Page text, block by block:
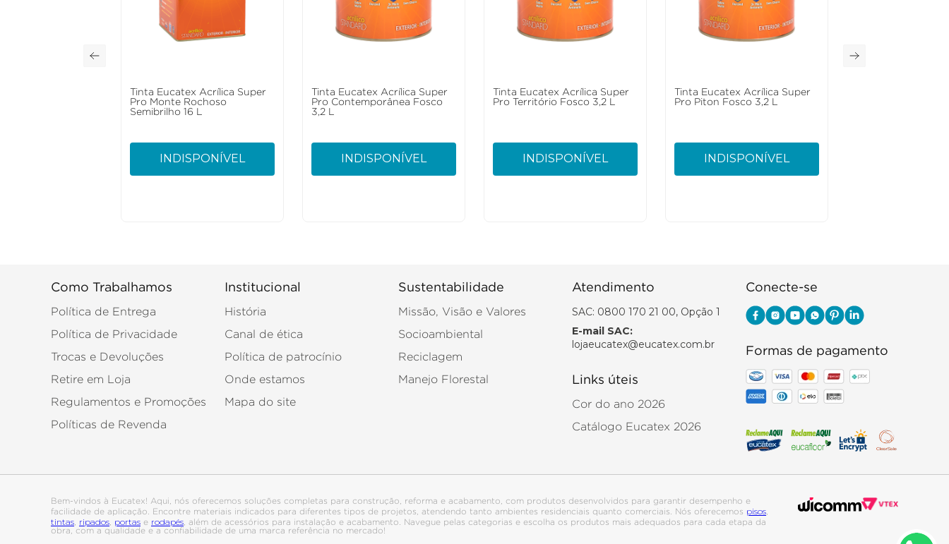
Tinta Eucatex Acrílica Super
Pro Monte Rochoso
Semibrilho 16 L
INDISPONÍVEL
Tinta Eucatex Acrílica Super
Pro Contemporânea Fosco
3,2 L
INDISPONÍVEL
Tinta Eucatex Acrílica Super
Pro Território Fosco 3,2 L
INDISPONÍVEL
Tinta Eucatex Acrílica Super
Pro Piton Fosco 3,2 L
INDISPONÍVEL
Como Trabalhamos
Política de Entrega
Política de Privacidade
Trocas e Devoluções
Retire em Loja
Regulamentos e Promoções
Políticas de Revenda
Institucional
História
Canal de ética
Política de patrocínio
Onde estamos
Mapa do site
Sustentabilidade
Missão, Visão e Valores
Socioambiental
Reciclagem
Manejo Florestal
Atendimento
SAC: 0800 170 21 00, Opção 1
E-mail SAC:
lojaeucatex@eucatex.com.br
Links úteis
Cor do ano 2026
Catálogo Eucatex 2026
Conecte-se
Formas de pagamento
Bem-vindos à Eucatex! Aqui, nós oferecemos soluções completas para construção, reforma e acabamento, com produtos desenvolvidos para garantir desempenho e
facilidade de aplicação. Encontre materiais indicados para diferentes tipos de projetos, atendendo tanto ambientes residenciais quanto comerciais. Nós oferecemos pisos
tintas ripados portas e rodapés , além de acessórios para instalação e acabamento. Navegue pelas categorias e escolha os produtos mais adequados para cada etapa da
obra, com a qualidade e a confiabilidade de uma marca referência no mercado!